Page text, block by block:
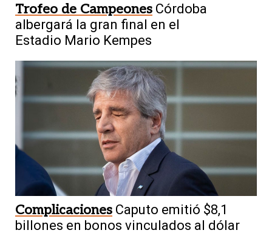
Trofeo de Campeones Córdoba
albergará la gran final en el
Estadio Mario Kempes
Complicaciones Caputo emitió $8,1
billones en bonos vinculados al dólar